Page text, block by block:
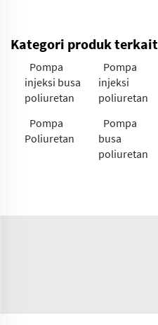
Kategori produk terkait
Pompa
injeksi busa
poliuretan
Pompa
injeksi
poliuretan
Pompa
Poliuretan
Pompa
busa
poliuretan